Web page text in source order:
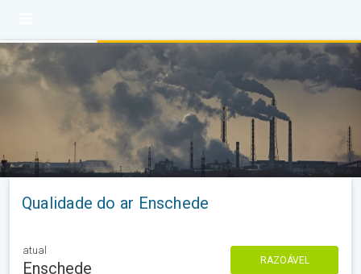
Qualidade do ar Enschede
atual
Enschede RAZOÁVEL